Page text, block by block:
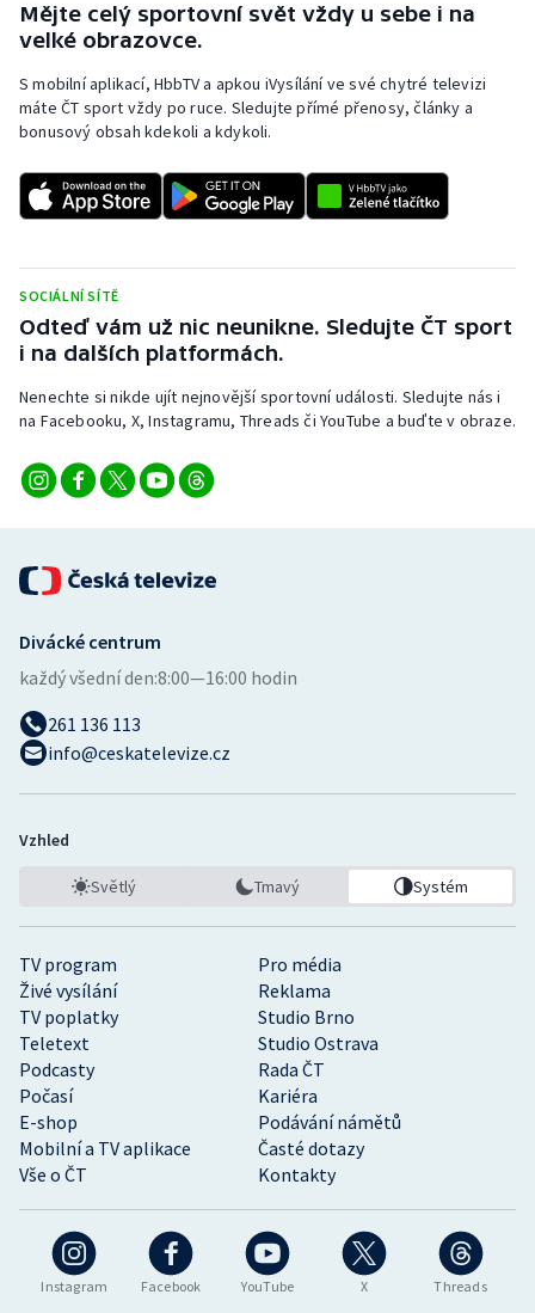
Rychlobruslení
Rychlostní kanoistika
Short track
Sportovní střelba
Triatlon
Vodní slalom
Volejbal
Mějte celý sportovní svět vždy u sebe i na
velké obrazovce.
S mobilní aplikací, HbbTV a apkou iVysílání ve své chytré televizi
máte ČT sport vždy po ruce. Sledujte přímé přenosy, články a
bonusový obsah kdekoli a kdykoli.
SOCIÁLNÍ SÍTĚ
Odteď vám už nic neunikne. Sledujte ČT sport
i na dalších platformách.
Nenechte si nikde ujít nejnovější sportovní události. Sledujte nás i
na Facebooku, X, Instagramu, Threads či YouTube a buďte v obraze.
Instagram Facebook YouTube X Threads
TV program
Pro média
Živé vysílání
Reklama
TV poplatky
Studio Brno
Teletext
Studio Ostrava
Podcasty
Rada ČT
Počasí
Kariéra
E-shop
Podávání námětů
Mobilní a TV aplikace
Časté dotazy
Vše o ČT
Kontakty
Divácké centrum
každý všední den:8:00—16:00 hodin
261 136 113
info@ceskatelevize.cz
Vzhled
Světlý Tmavý Systém